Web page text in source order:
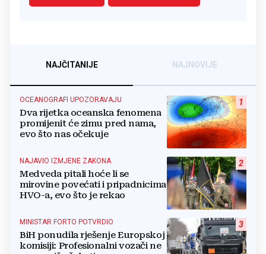
NAJČITANIJE NAJNOVIJE
1
OCEANOGRAFI UPOZORAVAJU
Dva rijetka oceanska fenomena
promijenit će zimu pred nama,
evo što nas očekuje
2
NAJAVIO IZMJENE ZAKONA
Medveda pitali hoće li se
mirovine povećati i pripadnicima
HVO-a, evo što je rekao
3
MINISTAR FORTO POTVRDIO
BiH ponudila rješenje Europskoj
komisiji: Profesionalni vozači ne